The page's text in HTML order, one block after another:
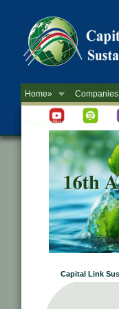
Home»
Newsletter
Capital Link